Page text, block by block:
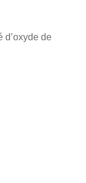
€.
d’oxyde de